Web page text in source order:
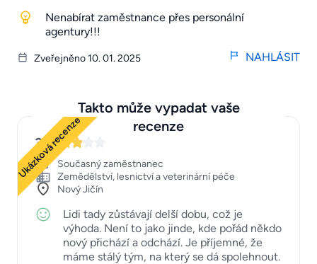
Nenabírat zaměstnance přes personální
agentury!!!
Zveřejněno 10. 01. 2025 NAHLÁSIT
Takto může vypadat vaše
recenze
Ukázková recenze
3
Současný zaměstnanec
Zemědělství, lesnictví a veterinární péče
Nový Jičín
Lidi tady zůstávají delší dobu, což je
výhoda. Není to jako jinde, kde pořád někdo
nový přichází a odchází. Je příjemné, že
máme stálý tým, na který se dá spolehnout.